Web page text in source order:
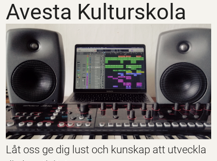
Avesta Kulturskola
Låt oss ge dig lust och kunskap att utveckla